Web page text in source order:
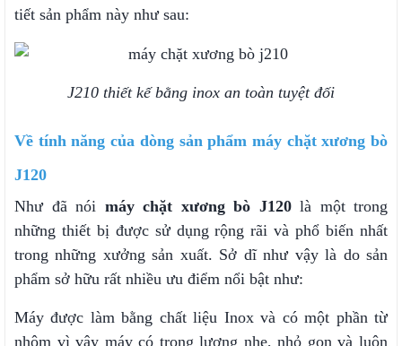
tiết sản phẩm này như sau:
J210 thiết kế bằng inox an toàn tuyệt đối
Về tính năng của dòng sản phẩm máy chặt xương bò
J120
Như đã nói máy chặt xương bò J120là một trong
những thiết bị được sử dụng rộng rãi và phổ biến nhất
trong những xưởng sản xuất. Sở dĩ như vậy là do sản
phẩm sở hữu rất nhiều ưu điểm nổi bật như:
Máy được làm bằng chất liệu Inox và có một phần từ
nhôm vì vậy máy có trọng lượng nhẹ, nhỏ gọn và luôn